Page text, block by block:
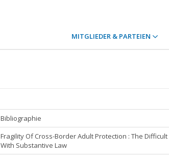
MITGLIEDER & PARTEIEN
Bibliographie
Fragility Of Cross-Border Adult Protection : The
With Substantive Law